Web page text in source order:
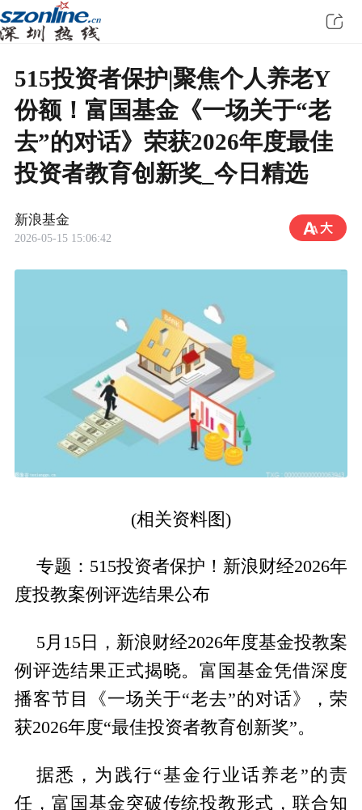
515投资者保护|聚焦个人养老Y
份额！富国基金《一场关于“老
去”的对话》荣获2026年度最佳
投资者教育创新奖_今日精选
新浪基金
2026-05-15 15:06:42
(相关资料图)
专题：515投资者保护！新浪财经2026年
度投教案例评选结果公布
5月15日，新浪财经2026年度基金投教案
例评选结果正式揭晓。富国基金凭借深度
播客节目《一场关于“老去”的对话》，荣
获2026年度“最佳投资者教育创新奖”。
据悉，为践行“基金行业话养老”的责
任，富国基金突破传统投教形式，联合知